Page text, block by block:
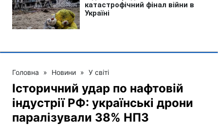
Головна » Новини » У світі
Історичний удар по нафтовій
індустрії РФ: українські дрони
паралізували 38% НПЗ